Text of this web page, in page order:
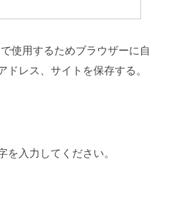
使用するためブラウザーに自
ドレス、サイトを保存する。
を入力してください。